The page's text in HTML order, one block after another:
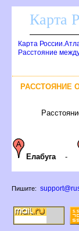
Карта
Карта
Расстояние
РАССТОЯНИЕ
Елабуга -
Пишите: